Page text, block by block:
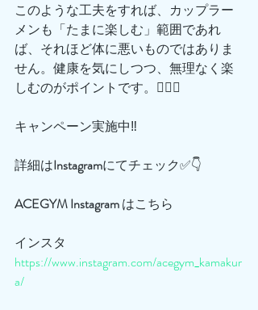
このような工夫をすれば、カップラー
メンも「たまに楽しむ」範囲であれ
ば、それほど体に悪いものではありま
せん。健康を気にしつつ、無理なく楽
しむのがポイントです。🏋🏻‍♀️
キャンペーン実施中‼️
詳細はInstagramにてチェック✅👇
ACEGYMInstagram はこちら
インスタ
https://www.instagram.com/acegym_kamakur
a/